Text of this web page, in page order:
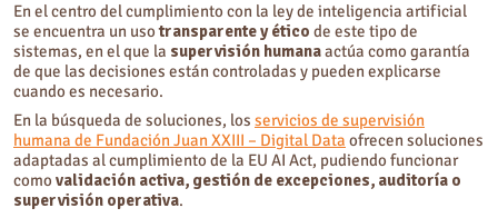
En el centro del cumplimiento con la ley de inteligencia artificial
se encuentra un usotransparente y ético de este tipo de
sistemas, en el que la supervisión humanaactúa como garantía
de que las decisiones están controladas y pueden explicarse
cuando es necesario.
En la búsqueda de soluciones, los servicios de supervisión
humana de Fundación Juan XXIII – Digital Data ofrecen soluciones
adaptadas al cumplimiento de la EU AI Act, pudiendo funcionar
como validación activa, gestión de excepciones, auditoría o
supervisión operativa.